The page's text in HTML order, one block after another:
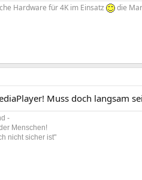
Hardware für 4K im Einsatz die
Muss doch langsam
-
Menschen!
nicht sicher ist"